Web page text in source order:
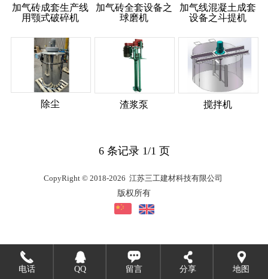
加气砖成套生产线
用颚式破碎机
加气砖全套设备之
球磨机
加气线混凝土成套
设备之斗提机
除尘 渣浆泵 搅拌机
6 条记录 1/1 页
CopyRight © 2018-2026 江苏三工建材科技有限公司
版权所有
电话 QQ 留言 分享 地图